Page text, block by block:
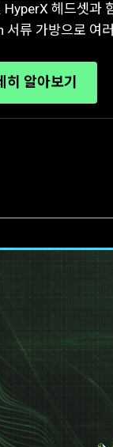
HyperX 헤드셋과
서류 가방으로 여
히 알아보기